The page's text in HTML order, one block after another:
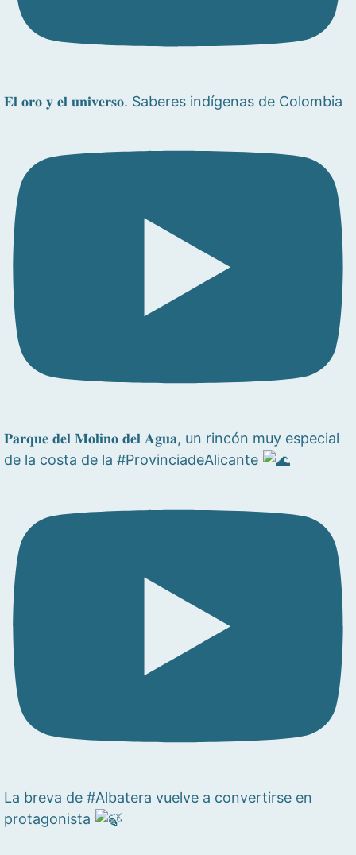
𝐄𝐥 𝐨𝐫𝐨 𝐲 𝐞𝐥 𝐮𝐧𝐢𝐯𝐞𝐫𝐬𝐨. Saberes indígenas de Colombia
𝐏𝐚𝐫𝐪𝐮𝐞 𝐝𝐞𝐥 𝐌𝐨𝐥𝐢𝐧𝐨 𝐝𝐞𝐥 𝐀𝐠𝐮𝐚, un rincón muy especial
de la costa de la #ProvinciadeAlicante
La breva de #Albatera vuelve a convertirse en
protagonista